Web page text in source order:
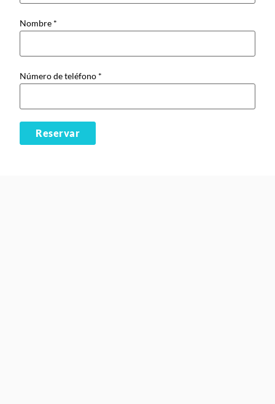
Nombre *
Número de teléfono *
Reservar